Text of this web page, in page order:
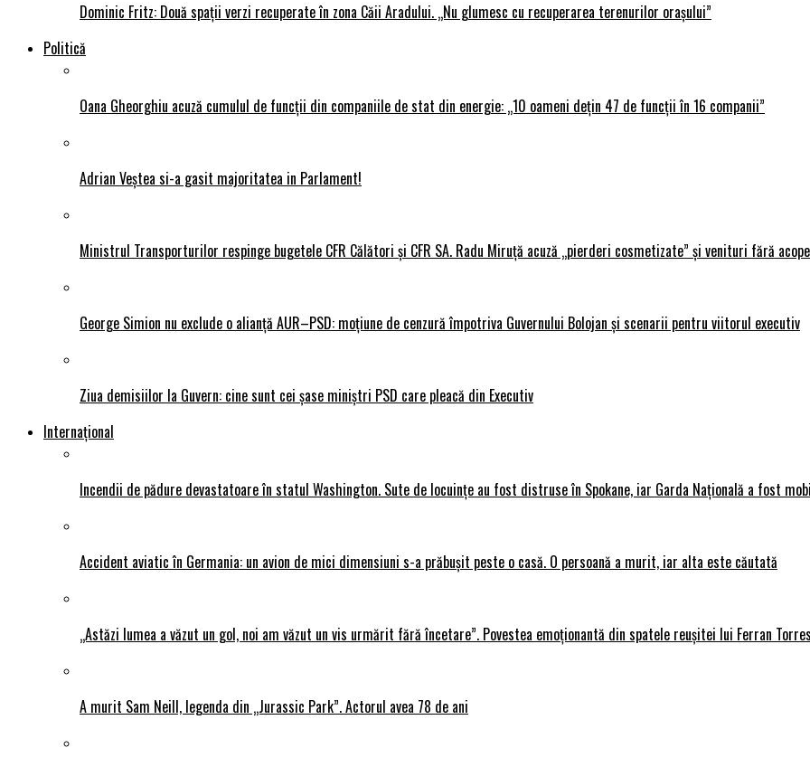
Dominic Fritz: Două spații verzi recuperate în zona Căii Aradului. „Nu glumesc cu recuperarea terenurilor orașului”
Politică
Oana Gheorghiu acuză cumulul de funcții din companiile de stat din energie: „10 oameni dețin 47 de funcții în 16 companii”
Adrian Veștea si-a gasit majoritatea in Parlament!
Ministrul Transporturilor respinge bugetele CFR Călători și CFR SA. Radu Miruță acuză „pierderi cosmetizate” și venituri fără
George Simion nu exclude o alianță AUR–PSD: moțiune de cenzură împotriva Guvernului Bolojan și scenarii pentru viitorul executiv
Ziua demisiilor la Guvern: cine sunt cei șase miniștri PSD care pleacă din Executiv
Internațional
Incendii de pădure devastatoare în statul Washington. Sute de locuințe au fost distruse în Spokane, iar Garda Națională a fost
Accident aviatic în Germania: un avion de mici dimensiuni s-a prăbușit peste o casă. O persoană a murit, iar alta este căutată
„Astăzi lumea a văzut un gol, noi am văzut un vis urmărit fără încetare”. Povestea emoționantă din spatele reușitei lui Ferran
A murit Sam Neill, legenda din „Jurassic Park”. Actorul avea 78 de ani